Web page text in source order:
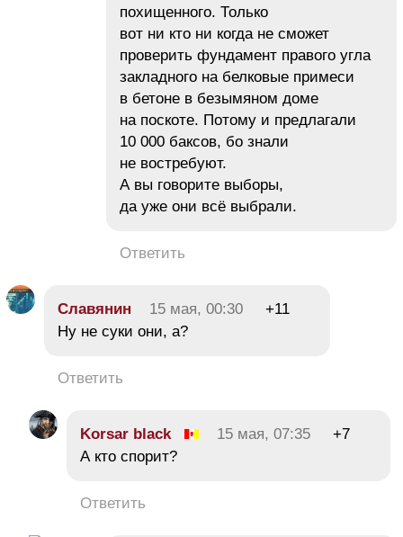
похищенного. Только
вот ни кто ни когда не сможет
проверить фундамент правого угла
закладного на белковые примеси
в бетоне в безымяном доме
на поскоте. Потому и предлагали
10 000 баксов, бо знали
не востребуют.
А вы говорите выборы,
да уже они всё выбрали.
Ответить
Славянин 15 мая, 00:30
+11
Ну не суки они, а?
Ответить
Korsar black 15 мая, 07:35
+7
А кто спорит?
Ответить